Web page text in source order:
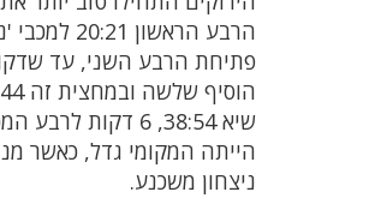
הרבע
הייתה המקומי גדל, כאשר
ניצחון משכנע.